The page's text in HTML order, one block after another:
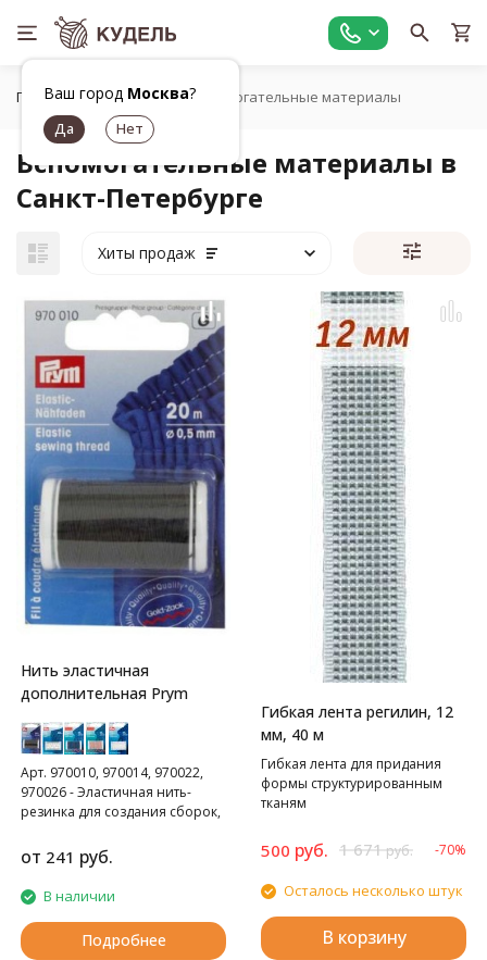
Ваш город Москва?
Главная Шитье Вспомогательные материалы
Вспомогательные материалы в
Санкт-Петербурге
Хиты продаж
Нить эластичная
дополнительная Prym
Арт. 970010, 970014, 970022,
970026 - Эластичная нить-
резинка для создания сборок,
высокоэластичная нить для
образования сборок или
стабилизации. Для машинной
стёжки намотайте нить на
шпульку. Материал: 50%
полиамид, 50% эластан.
от 241 руб.
В наличии
Подробнее
Гибкая лента регилин, 12
мм, 40 м
Гибкая лента для придания
формы структурированным
тканям
500 руб. 1 671руб. -70%
Осталось несколько штук
В корзину